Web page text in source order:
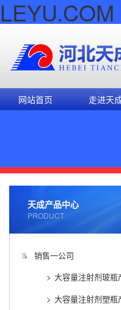
LEYU.COM
网站首页 走进天
天成产品中心
PRODUCT
销售一公司
大容量注射剂玻瓶
大容量注射剂塑瓶